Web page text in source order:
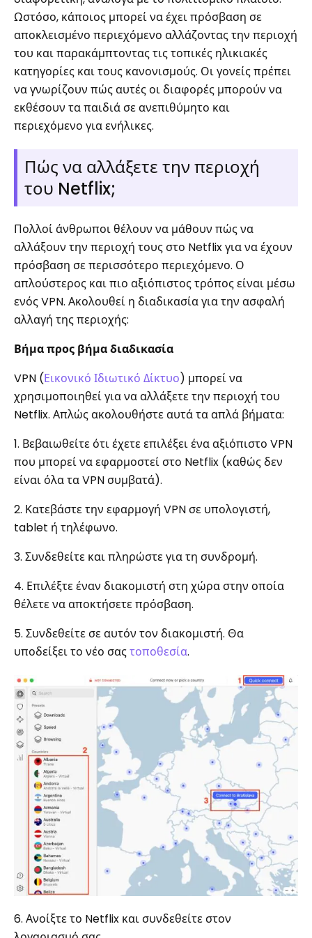
Ωστόσο, κάποιος μπορεί να έχει πρόσβαση σε
αποκλεισμένο περιεχόμενο αλλάζοντας την περιοχή
του και παρακάμπτοντας τις τοπικές ηλικιακές
κατηγορίες και τους κανονισμούς. Οι γονείς πρέπει
να γνωρίζουν πώς αυτές οι διαφορές μπορούν να
εκθέσουν τα παιδιά σε ανεπιθύμητο και
περιεχόμενο για ενήλικες.
Πώς να αλλάξετε την περιοχή
του Netflix;
Πολλοί άνθρωποι θέλουν να μάθουν πώς να
αλλάξουν την περιοχή τους στο Netflix για να έχουν
πρόσβαση σε περισσότερο περιεχόμενο. Ο
απλούστερος και πιο αξιόπιστος τρόπος είναι μέσω
ενός VPN. Ακολουθεί η διαδικασία για την ασφαλή
αλλαγή της περιοχής:
Βήμα προς βήμα διαδικασία
VPN (Εικονικό Ιδιωτικό Δίκτυο) μπορεί να
χρησιμοποιηθεί για να αλλάξετε την περιοχή του
Netflix. Απλώς ακολουθήστε αυτά τα απλά βήματα:
1. Βεβαιωθείτε ότι έχετε επιλέξει ένα αξιόπιστο VPN
που μπορεί να εφαρμοστεί στο Netflix (καθώς δεν
είναι όλα τα VPN συμβατά).
2. Κατεβάστε την εφαρμογή VPN σε υπολογιστή,
tablet ή τηλέφωνο.
3. Συνδεθείτε και πληρώστε για τη συνδρομή.
4. Επιλέξτε έναν διακομιστή στη χώρα στην οποία
θέλετε να αποκτήσετε πρόσβαση.
5. Συνδεθείτε σε αυτόν τον διακομιστή. Θα
υποδείξει το νέο σαςτοποθεσία.
6. Ανοίξτε το Netflix και συνδεθείτε στον